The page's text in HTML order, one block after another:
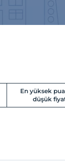
En yüksek
düşük